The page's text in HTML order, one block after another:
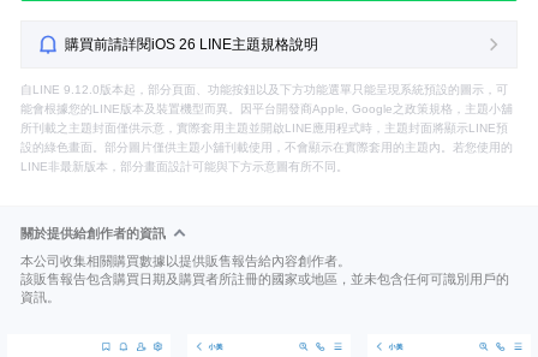
購買前請詳閱iOS 26 LINE主題規格說明
自LINE 9.12.0版本起，部分頁面、功能按鈕以及下方功能選單只能呈現系統預設的圖示，可
能會根據您的LINE版本及裝置機型而異。因平台開發商Apple, Google之政策規格，主題小舖
所刊載之主題封面僅供示意，實際套用主題並開啟LINE應用程式時，主題封面將顯示LINE預
設的綠色畫面。部分圖片僅供主題小舖刊載使用，不會顯示在實際套用的主題內。若您使用的
LINE非最新版本，部分畫面設計可能與下方示意圖有所不同。
關於提供給創作者的資訊
本公司收集相關購買數據以提供販售報告給內容創作者。
該販售報告包含購買日期及購買者所註冊的國家或地區，並未包含任何可識別用戶的
資訊。